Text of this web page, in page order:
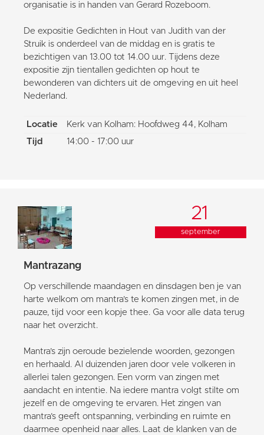
organisatie is in handen van Gerard Rozeboom.
De expositie Gedichten in Hout van Judith van der
Struik is onderdeel van de middag en is gratis te
bezichtigen van 13.00 tot 14.00 uur. Tijdens deze
expositie zijn tientallen gedichten op hout te
bewonderen van dichters uit de omgeving en uit heel
Nederland.
Locatie
Kerk van Kolham: Hoofdweg 44, Kolham
Tijd
14:00 - 17:00 uur
21
september
Mantrazang
Op verschillende maandagen en dinsdagen ben je van
harte welkom om mantra’s te komen zingen met, in de
pauze, tijd voor een kopje thee. Ga voor alle data terug
naar het overzicht.
Mantra’s zijn oeroude bezielende woorden, gezongen
en herhaald. Al duizenden jaren door vele volkeren in
allerlei talen gezongen. Een vorm van zingen met
aandacht en intentie. Na iedere mantra volgt stilte om
jezelf en de omgeving te ervaren. Het zingen van
mantra’s geeft ontspanning, verbinding en ruimte en
daarmee openheid naar alles. Laat de klanken van de